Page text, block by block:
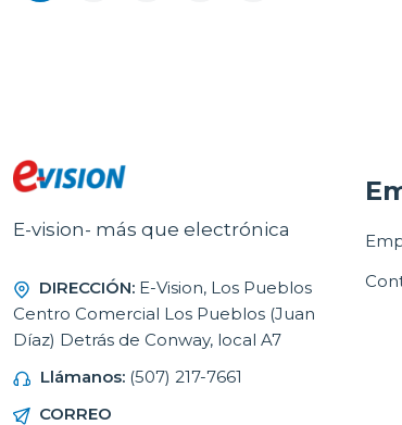
E-vision- más que electrónica
DIRECCIÓN: E-Vision, Los Pueblos
Centro Comercial Los Pueblos (Juan
Díaz) Detrás de Conway, local A7
Llámanos: (507) 217-7661
CORREO